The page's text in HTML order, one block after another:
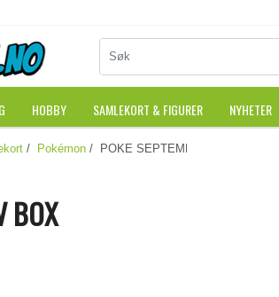
HOBBY SAMLEKORT & FIGURER NYHETER
/ Pokémon / POKE SEPTEMBER V BOX
BOX